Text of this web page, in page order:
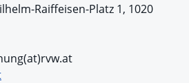
Raiffeisen-Platz 1, 1020